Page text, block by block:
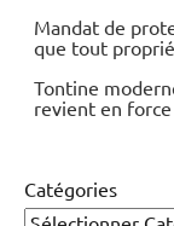
Mandat de
que tout
Tontine
revient en
Catégories